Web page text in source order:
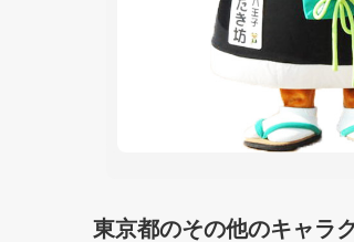
東京都のその他のキャラ